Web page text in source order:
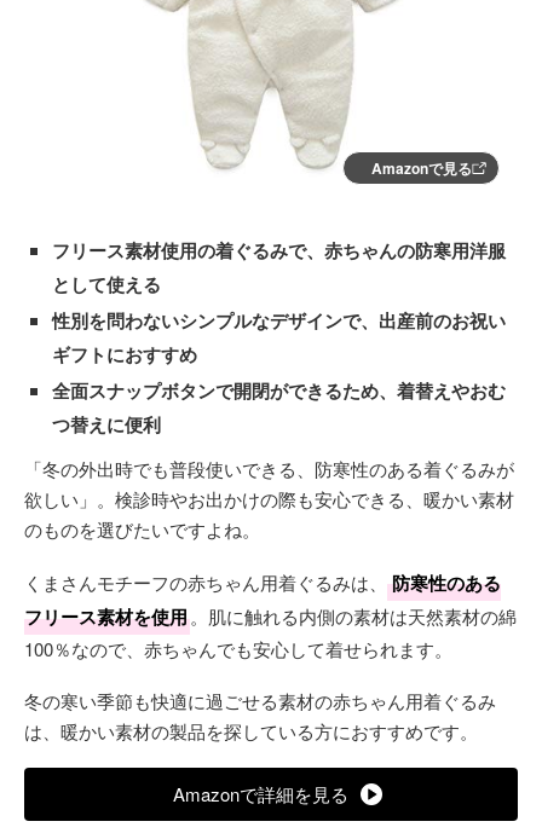
Amazonで見る
フリース素材使用の着ぐるみで、赤ちゃんの防寒用洋服
として使える
性別を問わないシンプルなデザインで、出産前のお祝い
ギフトにおすすめ
全面スナップボタンで開閉ができるため、着替えやおむ
つ替えに便利
「冬の外出時でも普段使いできる、防寒性のある着ぐるみが
欲しい」。検診時やお出かけの際も安心できる、暖かい素材
のものを選びたいですよね。
くまさんモチーフの赤ちゃん用着ぐるみは、
防寒性のある
フリース素材を使用。肌に触れる内側の素材は天然素材の綿
100％なので、赤ちゃんでも安心して着せられます。
冬の寒い季節も快適に過ごせる素材の赤ちゃん用着ぐるみ
は、暖かい素材の製品を探している方におすすめです。
Amazonで詳細を見る